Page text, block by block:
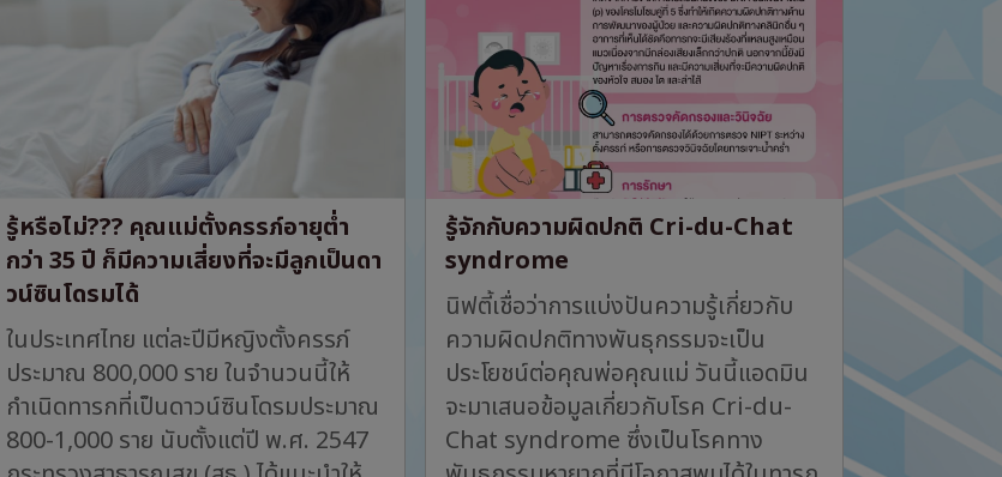
รู้หรือไม่??? คุณแม่ตั้งครรภ์อายุต่ำ
กว่า 35 ปี ก็มีความเสี่ยงที่จะมีลูกเป็นดา
วน์ซินโดรมได้
ในประเทศไทย แต่ละปีมีหญิงตั้งครรภ์
ประมาณ 800,000 ราย ในจำนวนนี้ให้
กำเนิดทารกที่เป็นดาวน์ซินโดรมประมาณ
800-1,000 ราย นับตั้งแต่ปี พ.ศ. 2547
รู้จักกับความผิดปกติ Cri-du-Chat
syndrome
นิฟตี้เชื่อว่าการแบ่งปันความรู้เกี่ยวกับ
ความผิดปกติทางพันธุกรรมจะเป็น
ประโยชน์ต่อคุณพ่อคุณแม่ วันนี้แอดมิน
จะมาเสนอข้อมูลเกี่ยวกับโรค Cri-du-
Chat syndrome ซึ่งเป็นโรคทาง